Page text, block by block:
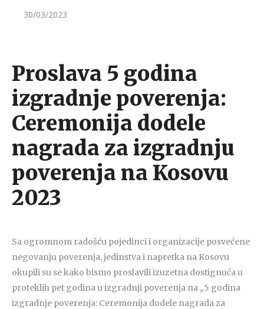
30/03/2023
Proslava 5 godina
izgradnje poverenja:
Ceremonija dodele
nagrada za izgradnju
poverenja na Kosovu
2023
Sa ogromnom radošću pojedinci i organizacije posvećene
negovanju poverenja, jedinstva i napretka na Kosovu
okupili su se kako bismo proslavili izuzetna dostignuća u
proteklih pet godina u izgradnji poverenja na „5 godina
izgradnje poverenja: Ceremonija dodele nagrada za